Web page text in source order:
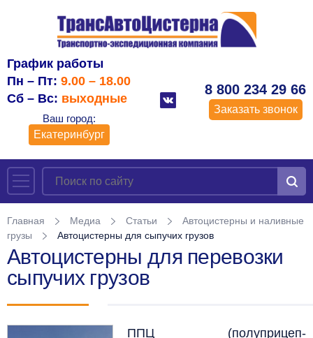
График работы
Пн – Пт: 9.00 – 18.00
Сб – Вс: выходные
Ваш город:
Екатеринбург
8 800 234 29 66
Заказать звонок
Главная Медиа Статьи
Автоцистерны и наливные
грузы
Автоцистерны для сыпучих грузов
Автоцистерны для перевозки
сыпучих грузов
ППЦ (полуприцеп-